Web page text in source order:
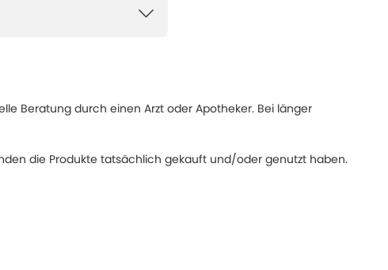
Beratung durch einen Arzt oder Apotheker. Bei länger
die Produkte tatsächlich gekauft und/oder genutzt haben.